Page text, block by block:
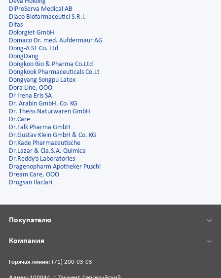
DiProServa Medical AB
Diaco Biofarmaceutici S.R.l.
Difas
Dolorgiet GmbH
Domaco Dr. med. Aufdermaur AG
Dong-A ST Co. Ltd
DongDang
Dongkoo Bio & Pharma Co.Ltd
Dongkook Pharmaceuticals Co.Lt
Dongyang Songpu Latex
Dora Line, ООО
Dr Irena Eris SA
Dr. Arabin GmbH. Co. KG
Dr. Theiss Naturwaren GmbH
Dr.Care
Dr.Falk Pharma GmbH
Dr.Gustav Klein GmbH & Co. KG
Dr.Kade Pharmazeutische
Dr.Lazar & Cla.S.A. Quimica
Dr.Reddy's Laboratories
Dragenopharm Apotheker Puschl
Dream Care, ООО
Drogsan Ilaclari
Горячая линия: (71) 200-03-03
Покупателю
Компания